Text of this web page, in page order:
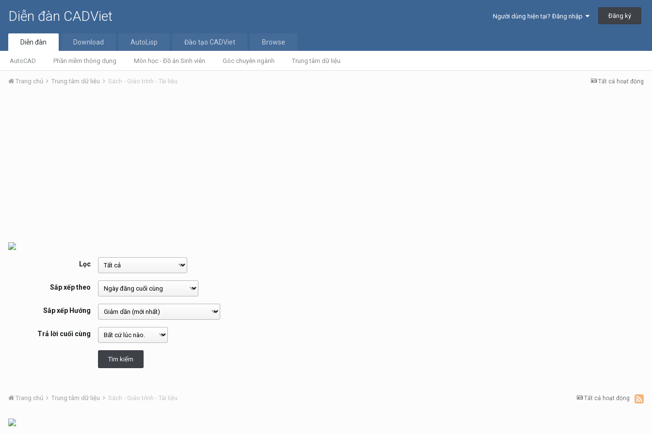
Diễn đàn CADViet Người dùng hiện tại? Đăng nhập Đăng ký
Diễn đàn
AutoCAD Phần mềm thông dụng Môn học - Đồ án Sinh viên Góc chuyên ngành Trung tâm dữ liệu
Download AutoLisp Đào tạo CADViet Browse
Tất cả hoạt động
Trang chủ Trung tâm dữ liệu Sách - Giáo trình - Tài liệu
Lọc
Sắp xếp theo
Sắp xếp Hướng
Trả lời cuối cùng
Tìm kiếm
Tất cả hoạt động
Trang chủ Trung tâm dữ liệu Sách - Giáo trình - Tài liệu